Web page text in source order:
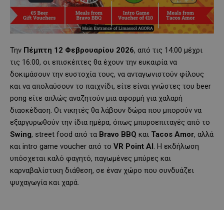
Την Πέμπτη 12 Φεβρουαρίου 2026, από τις 14:00 μέχρι
τις 16:00, οι επισκέπτες θα έχουν την ευκαιρία να
δοκιμάσουν την ευστοχία τους, να ανταγωνιστούν φίλους
και να απολαύσουν το παιχνίδι, είτε είναι γνώστες του beer
pong είτε απλώς αναζητούν μια αφορμή για χαλαρή
διασκέδαση. Οι νικητές θα λάβουν δώρα που μπορούν να
εξαργυρωθούν την ίδια ημέρα, όπως μπυροεπιταγές από το
Swing, street food από τα Bravo BBQ και Tacos Amor, αλλά
και intro game voucher από το VR Point AI. Η εκδήλωση
υπόσχεται καλό φαγητό, παγωμένες μπύρες και
καρναβαλίστικη διάθεση, σε έναν χώρο που συνδυάζει
ψυχαγωγία και χαρά.